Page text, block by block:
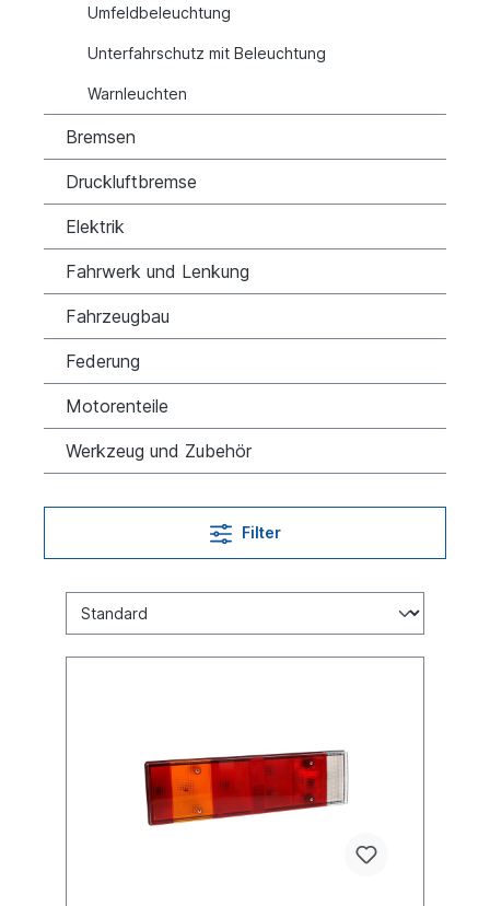
Umfeldbeleuchtung
Unterfahrschutz mit Beleuchtung
Warnleuchten
Bremsen
Druckluftbremse
Elektrik
Fahrwerk und Lenkung
Fahrzeugbau
Federung
Motorenteile
Werkzeug und Zubehör
Filter